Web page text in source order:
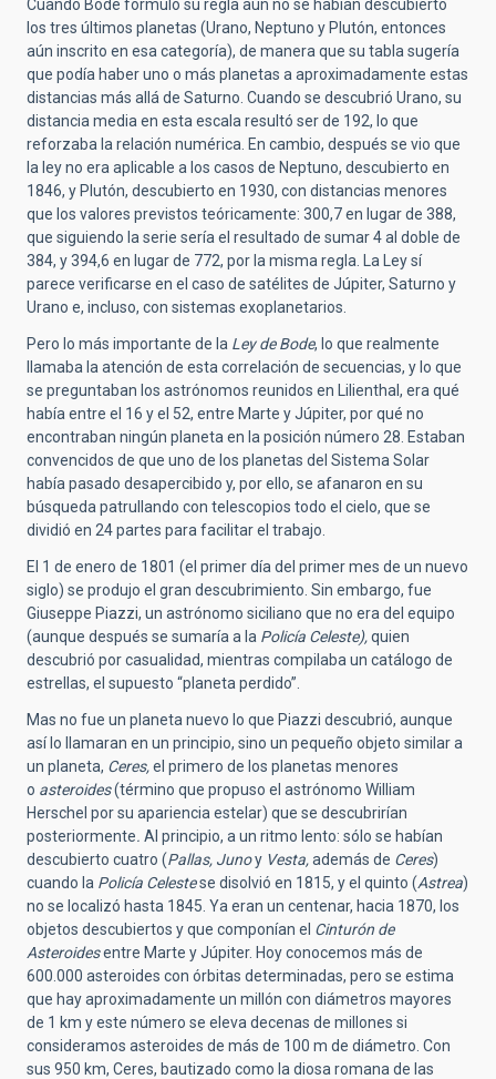
Cuando Bode formuló su regla aún no se habían descubierto
los tres últimos planetas (Urano, Neptuno y Plutón, entonces
aún inscrito en esa categoría), de manera que su tabla sugería
que podía haber uno o más planetas a aproximadamente estas
distancias más allá de Saturno. Cuando se descubrió Urano, su
distancia media en esta escala resultó ser de 192, lo que
reforzaba la relación numérica. En cambio, después se vio que
la ley no era aplicable a los casos de Neptuno, descubierto en
1846, y Plutón, descubierto en 1930, con distancias menores
que los valores previstos teóricamente: 300,7 en lugar de 388,
que siguiendo la serie sería el resultado de sumar 4 al doble de
384, y 394,6 en lugar de 772, por la misma regla. La Ley sí
parece verificarse en el caso de satélites de Júpiter, Saturno y
Urano e, incluso, con sistemas exoplanetarios.
Pero lo más importante de la Ley de Bode, lo que realmente
llamaba la atención de esta correlación de secuencias, y lo que
se preguntaban los astrónomos reunidos en Lilienthal, era qué
había entre el 16 y el 52, entre Marte y Júpiter, por qué no
encontraban ningún planeta en la posición número 28. Estaban
convencidos de que uno de los planetas del Sistema Solar
había pasado desapercibido y, por ello, se afanaron en su
búsqueda patrullando con telescopios todo el cielo, que se
dividió en 24 partes para facilitar el trabajo.
El 1 de enero de 1801 (el primer día del primer mes de un nuevo
siglo) se produjo el gran descubrimiento. Sin embargo, fue
Giuseppe Piazzi, un astrónomo siciliano que no era del equipo
(aunque después se sumaría a la Policía Celeste),quien
descubrió por casualidad, mientras compilaba un catálogo de
estrellas, el supuesto “planeta perdido”.
Mas no fue un planeta nuevo lo que Piazzi descubrió, aunque
así lo llamaran en un principio, sino un pequeño objeto similar a
un planeta, Ceres,el primero de los planetas menores
o asteroides(término que propuso el astrónomo William
Herschel por su apariencia estelar) que se descubrirían
posteriormente. Al principio, a un ritmo lento: sólo se habían
descubierto cuatro (Pallas, Junoy Vesta,además de Ceres)
cuando la Policía Celestese disolvió en 1815, y el quinto (Astrea)
no se localizó hasta 1845. Ya eran un centenar, hacia 1870, los
objetos descubiertos y que componían el Cinturón de
Asteroidesentre Marte y Júpiter. Hoy conocemos más de
600.000 asteroides con órbitas determinadas, pero se estima
que hay aproximadamente un millón con diámetros mayores
de 1 km y este número se eleva decenas de millones si
consideramos asteroides de más de 100 m de diámetro. Con
sus 950 km, Ceres, bautizado como la diosa romana de las